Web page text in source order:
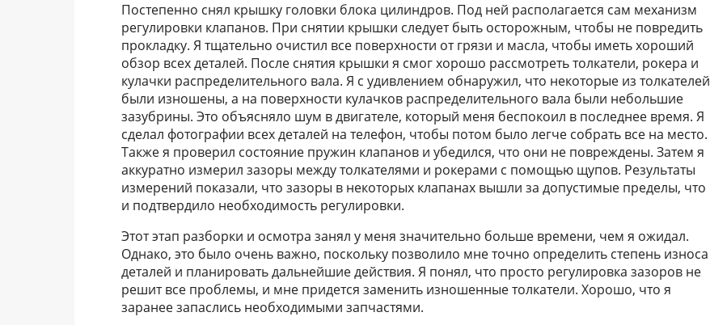
Постепенно снял крышку головки блока цилиндров. Под ней располагается сам механизм
регулировки клапанов. При снятии крышки следует быть осторожным, чтобы не повредить
прокладку. Я тщательно очистил все поверхности от грязи и масла, чтобы иметь хороший
обзор всех деталей. После снятия крышки я смог хорошо рассмотреть толкатели, рокера и
кулачки распределительного вала. Я с удивлением обнаружил, что некоторые из толкателей
были изношены, а на поверхности кулачков распределительного вала были небольшие
зазубрины. Это объясняло шум в двигателе, который меня беспокоил в последнее время. Я
сделал фотографии всех деталей на телефон, чтобы потом было легче собрать все на место.
Также я проверил состояние пружин клапанов и убедился, что они не повреждены. Затем я
аккуратно измерил зазоры между толкателями и рокерами с помощью щупов. Результаты
измерений показали, что зазоры в некоторых клапанах вышли за допустимые пределы, что
и подтвердило необходимость регулировки.
Этот этап разборки и осмотра занял у меня значительно больше времени, чем я ожидал.
Однако, это было очень важно, поскольку позволило мне точно определить степень износа
деталей и планировать дальнейшие действия. Я понял, что просто регулировка зазоров не
решит все проблемы, и мне придется заменить изношенные толкатели. Хорошо, что я
заранее запаслись необходимыми запчастями.